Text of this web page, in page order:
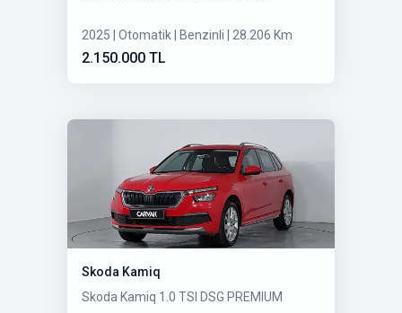
2025 | Otomatik | Benzinli | 28.206 Km
2.150.000 TL
Skoda Kamiq
Skoda Kamiq 1.0 TSI DSG PREMIUM